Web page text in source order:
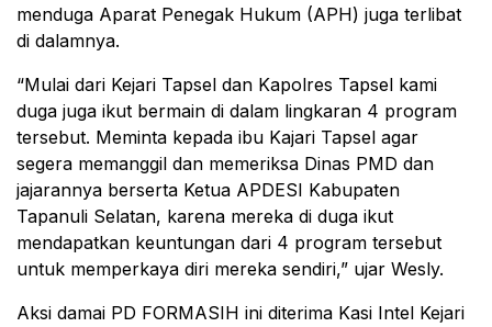
menduga Aparat Penegak Hukum (APH) juga terlibat
di dalamnya.
“Mulai dari Kejari Tapsel dan Kapolres Tapsel kami
duga juga ikut bermain di dalam lingkaran 4 program
tersebut. Meminta kepada ibu Kajari Tapsel agar
segera memanggil dan memeriksa Dinas PMD dan
jajarannya berserta Ketua APDESI Kabupaten
Tapanuli Selatan, karena mereka di duga ikut
mendapatkan keuntungan dari 4 program tersebut
untuk memperkaya diri mereka sendiri,” ujar Wesly.
Aksi damai PD FORMASIH ini diterima Kasi Intel Kejari